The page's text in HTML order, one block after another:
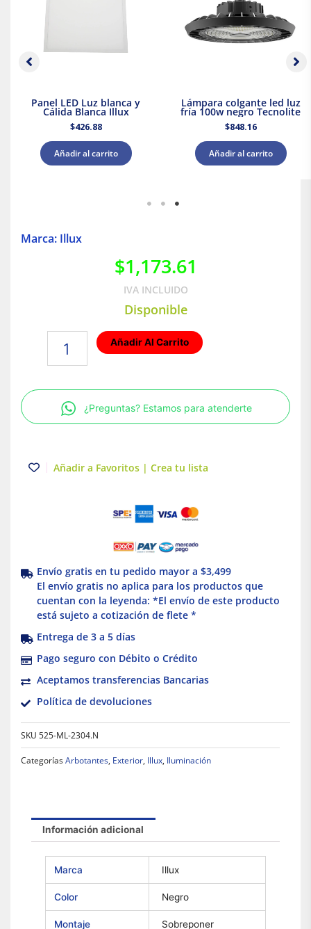
Panel LED Luz blanca y
Cálida Blanca Illux
$426.88
Añadir al carrito
Lámpara colgante led luz
fría 100w negro Tecnolite
$848.16
Añadir al carrito
Marca: Illux
$1,173.61
IVA INCLUIDO
Disponible
para
sobreponer
Illux
Añadir Al Carrito
¿Preguntas? Estamos para atenderte
Añadir a Favoritos | Crea tu lista
Envío gratis en tu pedido mayor a $3,499
El envío gratis no aplica para los productos que
cuentan con la leyenda: *El envío de este producto
está sujeto a cotización de flete *
Entrega de 3 a 5 días
Pago seguro con Débito o Crédito
Aceptamos transferencias Bancarias
Política de devoluciones
SKU 525-ML-2304.N
CategoríasArbotantes, Exterior, Illux, Iluminación
Información adicional
Marca Illux
Color Negro
Montaje Sobreponer